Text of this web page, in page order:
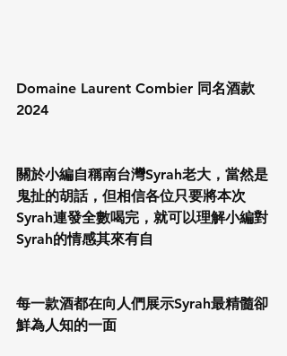
Domaine Laurent Combier 同名酒款
2024
關於小編自稱南台灣Syrah老大，當然是
鬼扯的胡話，但相信各位只要將本次
Syrah連發全數喝完，就可以理解小編對
Syrah的情感其來有自
每一款酒都在向人們展示Syrah最精髓卻
鮮為人知的一面